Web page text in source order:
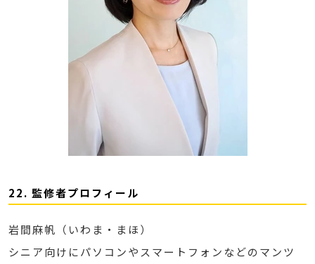
22. 監修者プロフィール
岩間麻帆（いわま・まほ）
シニア向けにパソコンやスマートフォンなどのマンツ